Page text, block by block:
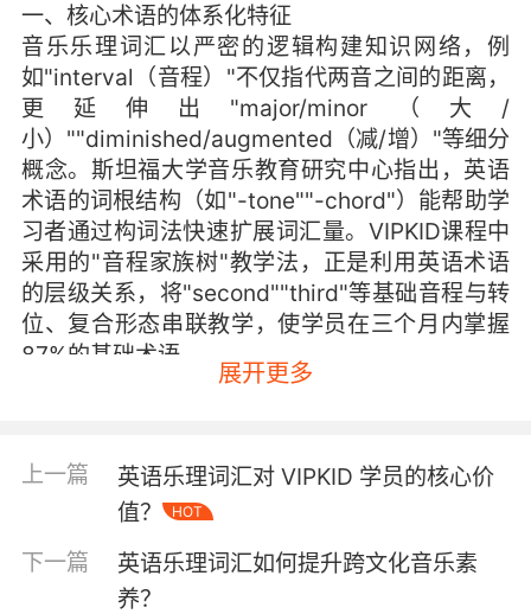
一、核心术语的体系化特征
音乐乐理词汇以严密的逻辑构建知识网络，例
如"interval（音程）"不仅指代两音之间的距离，
更延伸出"major/minor（大/
小）""diminished/augmented（减/增）"等细分
概念。斯坦福大学音乐教育研究中心指出，英语
术语的词根结构（如"-tone""-chord"）能帮助学
习者通过构词法快速扩展词汇量。VIPKID课程中
采用的"音程家族树"教学法，正是利用英语术语
的层级关系，将"second""third"等基础音程与转
位、复合形态串联教学，使学员在三个月内掌握
87%的基础术语。
现"rhythm（节奏）"在中文常被简化为"拍子"，
而英语语境中需区分"meter（节
拍）""tempo（速度）""syncopation（切
分）"等细化概念。VIPKID教研团队开发的"节奏
解码卡"，通过英汉对照解析"quarter note（四
展开更多
上一篇
英语乐理词汇对 VIPKID 学员的核心价
值？
HOT
下一篇
英语乐理词汇如何提升跨文化音乐素
养？